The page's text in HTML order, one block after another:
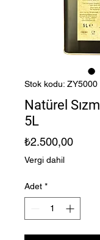
Stok kodu: ZY5000
Natürel
5L
₺2.500,00Fiyat
Vergi dahil
Adet *